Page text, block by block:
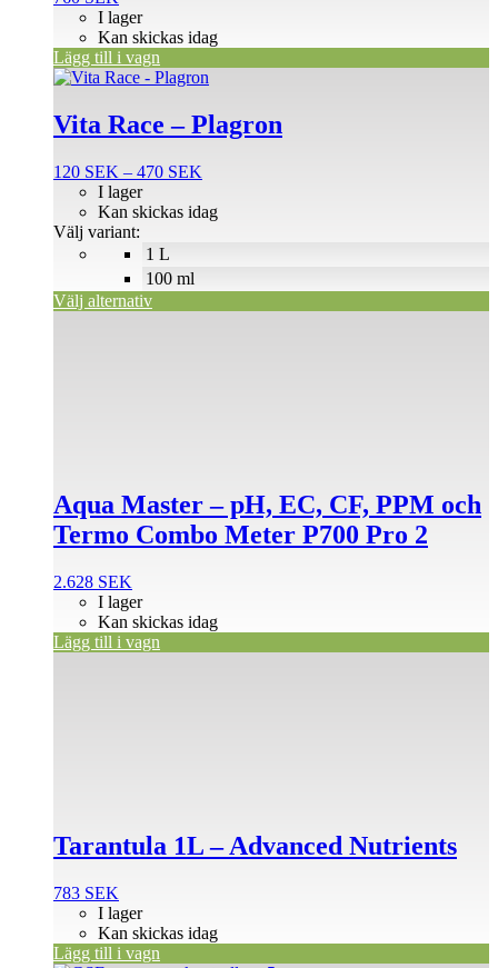
I lager
Kan skickas idag
Lägg till i vagn
Vita Race – Plagron
120 SEK – 470 SEK
till
1 L
100 ml
I lager
Kan skickas idag
Välj variant:
Välj alternativ
Den
produkten
har
varianter.
olika
alternativen
på
produktsidan
Aqua Master – pH, EC, CF, PPM och
Termo Combo Meter P700 Pro 2
2.628 SEK
I lager
Kan skickas idag
Lägg till i vagn
Tarantula 1L – Advanced Nutrients
783 SEK
I lager
Kan skickas idag
Lägg till i vagn